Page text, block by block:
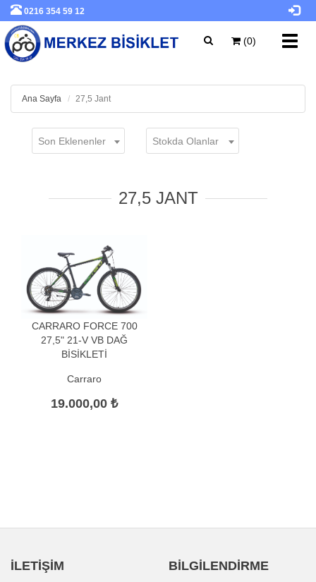
0216 354 59 12
(0)
Ana Sayfa 27,5 Jant
Son Eklenenler Stokda Olanlar
27,5 JANT
CARRARO FORCE 700
27,5" 21-V VB DAĞ
BİSİKLETİ
Carraro
19.000,00 ₺
İLETİŞİM BİLGİLENDİRME